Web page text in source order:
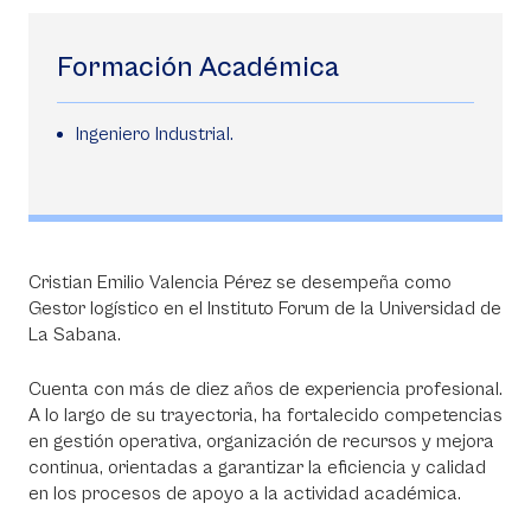
Formación Académica
Ingeniero Industrial.
Cristian Emilio Valencia Pérez se desempeña como
Gestor logístico en el Instituto Forum de la Universidad de
La Sabana.
Cuenta con más de diez años de experiencia profesional.
A lo largo de su trayectoria, ha fortalecido competencias
en gestión operativa, organización de recursos y mejora
continua, orientadas a garantizar la eficiencia y calidad
en los procesos de apoyo a la actividad académica.